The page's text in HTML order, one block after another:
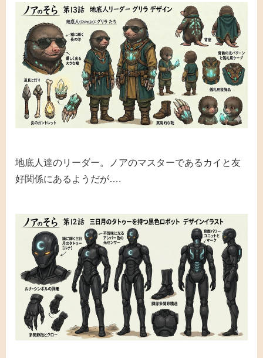
地底人達のリーダー。ノアのマスターであるカイと友
好関係にあるようだが….